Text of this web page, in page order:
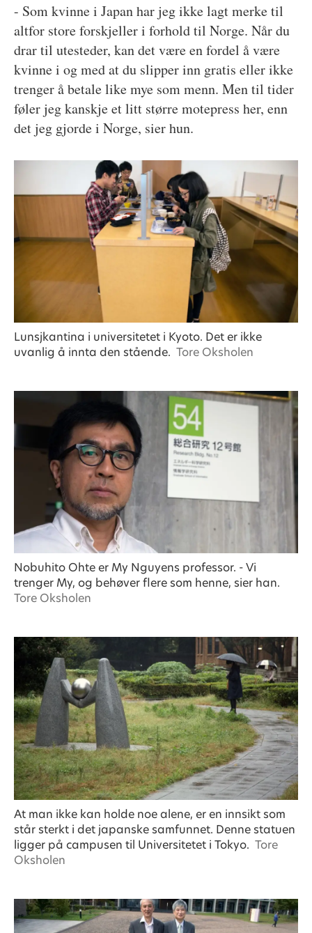
- Som kvinne i Japan har jeg ikke lagt merke til
altfor store forskjeller i forhold til Norge. Når du
drar til utesteder, kan det være en fordel å være
kvinne i og med at du slipper inn gratis eller ikke
trenger å betale like mye som menn. Men til tider
føler jeg kanskje et litt større motepress her, enn
det jeg gjorde i Norge, sier hun.
Lunsjkantina i universitetet i Kyoto. Det er ikke
uvanlig å innta den stående. Tore Oksholen
Nobuhito Ohte er My Nguyens professor. - Vi
trenger My, og behøver flere som henne, sier han.
Tore Oksholen
At man ikke kan holde noe alene, er en innsikt som
står sterkt i det japanske samfunnet. Denne statuen
ligger på campusen til Universitetet i Tokyo. Tore
Oksholen